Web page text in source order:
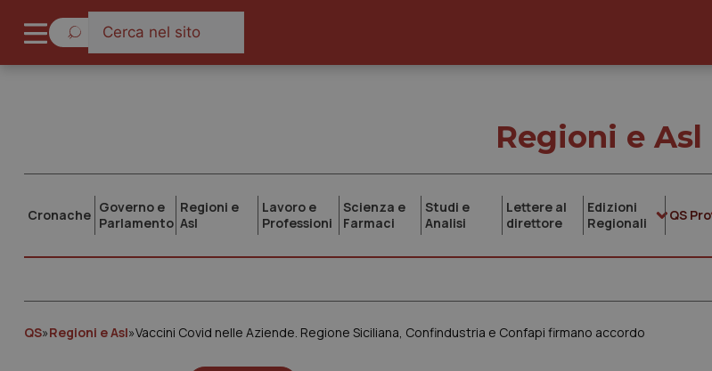
Regioni e Asl
Cronache Governo e
Parlamento
Regioni e
Asl
Lavoro e
Professioni
Scienza e
Farmaci
Studi e
Analisi
Lettere al
direttore
Edizioni
Regionali
QS Pro
QS»Regioni e Asl»Vaccini Covid nelle Aziende. Regione Siciliana, Confindustria e Confapi firmano accordo